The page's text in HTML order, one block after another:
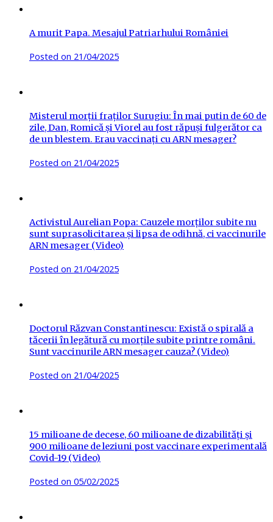
A murit Papa. Mesajul Patriarhului României
Posted on 21/04/2025
Misterul morții fraților Surugiu: În mai putin de 60 de
zile, Dan, Romică și Viorel au fost răpuși fulgerător ca
de un blestem. Erau vaccinați cu ARN mesager?
Posted on 21/04/2025
Activistul Aurelian Popa: Cauzele morților subite nu
sunt suprasolicitarea și lipsa de odihnă, ci vaccinurile
ARN mesager (Video)
Posted on 21/04/2025
Doctorul Răzvan Constantinescu: Există o spirală a
tăcerii în legătură cu morțile subite printre români.
Sunt vaccinurile ARN mesager cauza? (Video)
Posted on 21/04/2025
15 milioane de decese, 60 milioane de dizabilități și
900 milioane de leziuni post vaccinare experimentală
Covid-19 (Video)
Posted on 05/02/2025